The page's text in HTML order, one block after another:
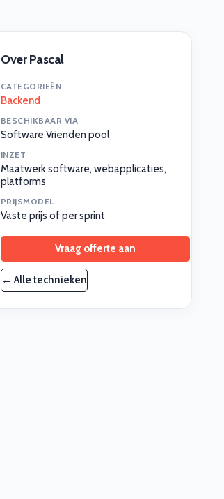
Over Pascal
CATEGORIEËN
Backend
BESCHIKBAAR VIA
Software Vrienden pool
INZET
Maatwerk software, webapplicaties,
platforms
PRIJSMODEL
Vaste prijs of per sprint
Vraag offerte aan
← Alle technieken